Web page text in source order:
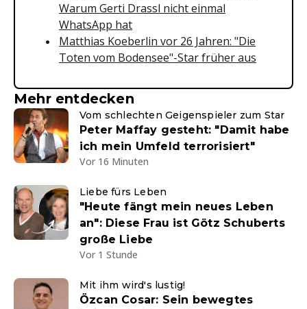
Warum Gerti Drassl nicht einmal
WhatsApp hat
Matthias Koeberlin vor 26 Jahren: "Die
Toten vom Bodensee"-Star früher aus
Mehr entdecken
Vom schlechten Geigenspieler zum Star
Peter Maffay gesteht: "Damit habe
ich mein Umfeld terrorisiert"
Vor 16 Minuten
Liebe fürs Leben
"Heute fängt mein neues Leben
an": Diese Frau ist Götz Schuberts
große Liebe
Vor 1 Stunde
Mit ihm wird's lustig!
Özcan Cosar: Sein bewegtes